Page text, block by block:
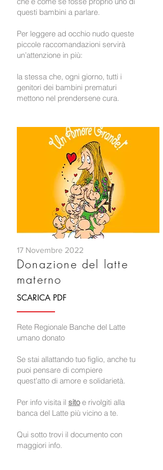
questi bambini a parlare.
Per leggere ad occhio nudo queste
piccole raccomandazioni servirà
un’attenzione in più:
la stessa che, ogni giorno, tutti i
genitori dei bambini prematuri
mettono nel prendersene cura.
17 Novembre 2022
Donazione del latte
materno
SCARICA PDF
Rete Regionale Banche del Latte
umano donato
Se stai allattando tuo figlio, anche tu
puoi pensare di compiere
quest'atto di amore e solidarietà.
Per info visita il sitoe rivolgiti alla
banca del Latte più vicino a te.
Qui sotto trovi il documento con
maggiori info.